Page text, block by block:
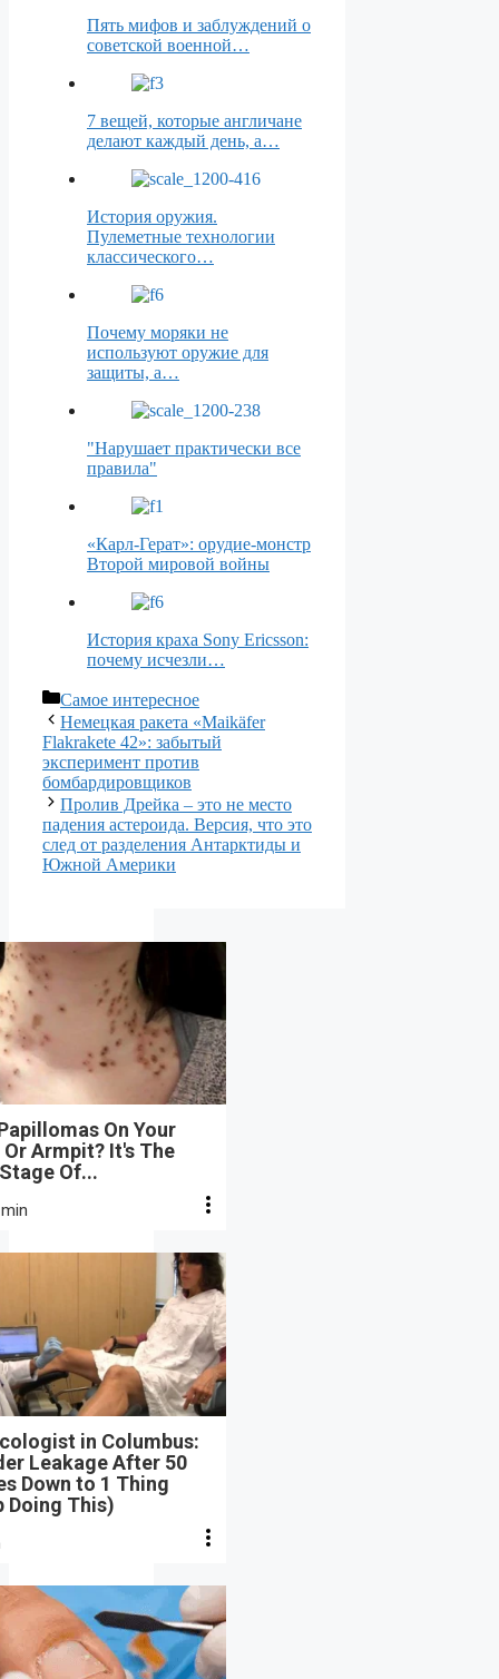
Пять мифов и заблуждений о
советской военной…
7 вещей, которые англичане
делают каждый день, а…
История оружия.
Пулеметные технологии
классического…
Почему моряки не
используют оружие для
защиты, а…
"Нарушает практически все
правила"
«Карл-Герат»: орудие-монстр
Второй мировой войны
История краха Sony Ericsson:
почему исчезли…
Рубрики
Самое интересное
Немецкая ракета «Maikäfer
Flakrakete 42»: забытый
эксперимент против
бомбардировщиков
Пролив Дрейка – это не место
падения астероида. Версия, что это
след от разделения Антарктиды и
Южной Америки
On Your
Armpit? It's The
Of...
in Columbus:
Leakage After 50
Down to 1 Thing
Doing This)